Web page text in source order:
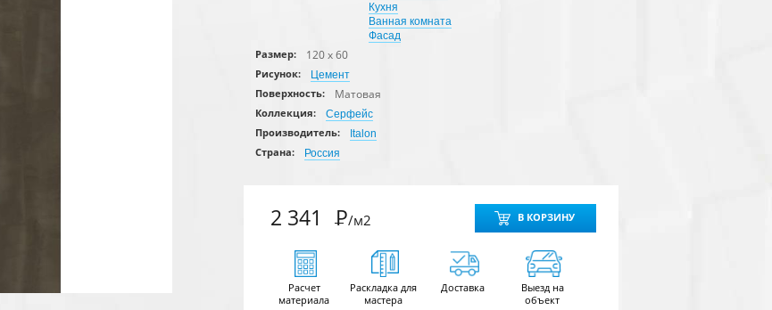
Кухня
Ванная комната
Фасад
Размер:
120 x 60
Рисунок:
Цемент
Поверхность:
Матовая
Коллекция:
Серфейс
Производитель:
Italon
Страна:
Россия
2 341 Р/м2 В КОРЗИНУ
Расчет
материала
Раскладка для
мастера
Доставка
Выезд на
объект